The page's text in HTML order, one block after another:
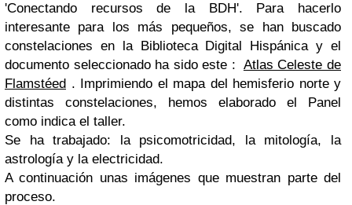
'Conectando recursos de la BDH'. Para hacerlo
interesante para los más pequeños, se han buscado
constelaciones en la Biblioteca Digital Hispánica y el
documento seleccionado ha sido este : Atlas Celeste de
Flamstéed . Imprimiendo el mapa del hemisferio norte y
distintas constelaciones, hemos elaborado el Panel
como indica el taller.
Se ha trabajado: la psicomotricidad, la mitología, la
astrología y la electricidad.
A continuación unas imágenes que muestran parte del
proceso.